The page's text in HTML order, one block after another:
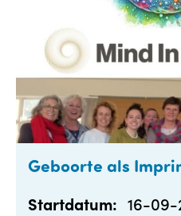
Geboorte als
Startdatum: 16-09-